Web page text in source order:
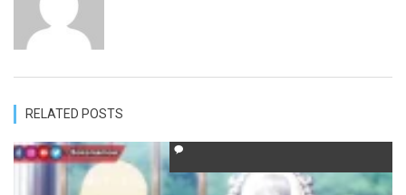
RELATED POSTS